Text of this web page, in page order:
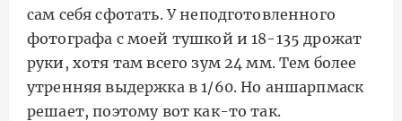
сам себя сфотать. У неподготовленного
фотографа с моей тушкой и 18-135 дрожат
руки, хотя там всего зум 24 мм. Тем более
утренняя выдержка в 1/60. Но аншарпмаск
решает, поэтому вот как-то так.